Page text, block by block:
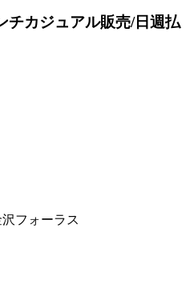
カジュアル販売/日週払
フォーラス